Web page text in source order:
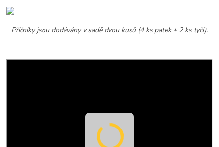
Příčníky jsou dodávány v sadě dvou kusů (4 ks patek + 2 ks tyčí).